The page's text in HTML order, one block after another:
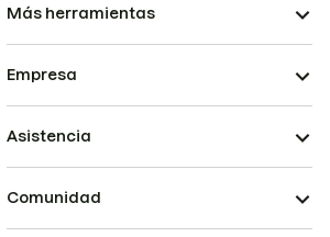
Más herramientas
Empresa
Asistencia
Comunidad